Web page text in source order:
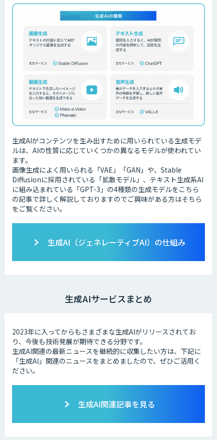
生成AIがコンテンツを生み出すために用いられている生成モデ
ルは、AIの性質に応じていくつかの異なるモデルが使われてい
ます。
画像生成によく用いられる「VAE」「GAN」や、Stable
Diffusionに採用されている「拡散モデル」、テキスト生成系AI
に組み込まれている「GPT-3」の4種類の生成モデルをこちら
の記事で詳しく解説しておりますのでご興味がある方はそちら
をご覧ください。
生成AI（ジェネレーティブAI）の仕組み
生成AIサービスまとめ
2023年に入ってからもさまざまな生成AIがリリースされてお
り、今後も技術発展が期待できる分野です。
生成AI関連の最新ニュースを継続的に収集したい方は、下記に
「生成AI」関連のニュースをまとめましたので、ぜひご活用く
ださい。
生成AI関連記事を見る